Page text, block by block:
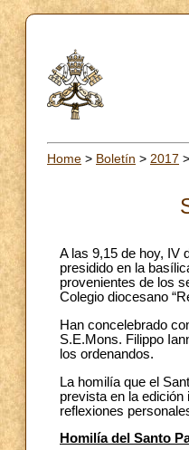
Home > Boletín > 2017 >
A las 9,15 de hoy, IV
presidido en la
provenientes de los
Colegio diocesano
Han concelebrado
S.E.Mons. Filippo
los ordenandos.
La homilía que el
prevista en la
reflexiones
Homilía del Santo